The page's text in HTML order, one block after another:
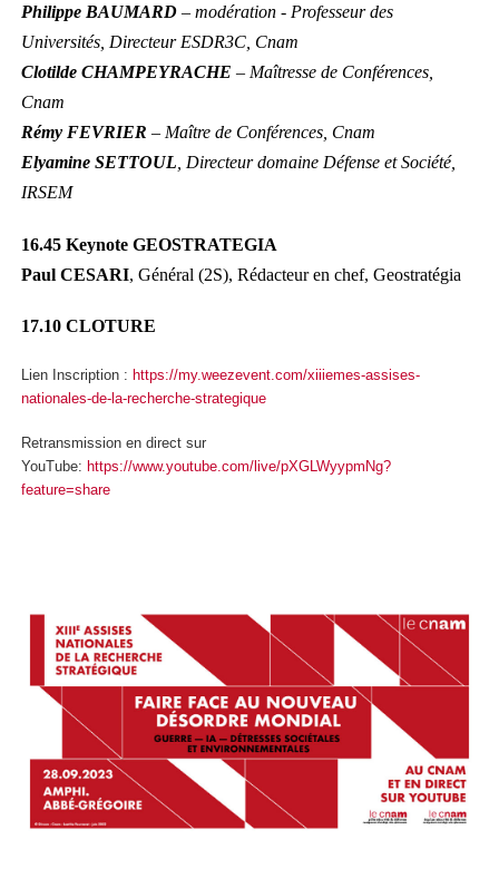
Philippe BAUMARD – modération - Professeur des
Universités, Directeur ESDR3C, Cnam
Clotilde CHAMPEYRACHE – Maîtresse de Conférences,
Cnam
Rémy FEVRIER – Maître de Conférences, Cnam
Elyamine SETTOUL, Directeur domaine Défense et Société,
IRSEM
16.45 Keynote GEOSTRATEGIA
Paul CESARI, Général (2S), Rédacteur en chef, Geostratégia
17.10 CLOTURE
Lien Inscription : https://my.weezevent.com/xiiiemes-assises-
nationales-de-la-recherche-strategique
Retransmission en direct sur
YouTube: https://www.youtube.com/live/pXGLWyypmNg?
feature=share